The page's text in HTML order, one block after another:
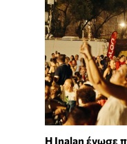
Η Inalan ένωσε